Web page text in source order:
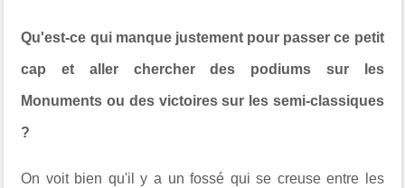
Qu'est-ce qui manque justement pour passer ce petit
cap et aller chercher des podiums sur les
Monuments ou des victoires sur les semi-classiques
?
On voit bien qu'il y a un fossé qui se creuse entre les